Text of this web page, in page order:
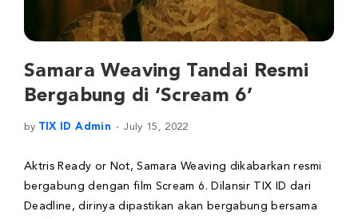
Samara Weaving Tandai Resmi
Bergabung di ‘Scream 6’
by TIX ID Admin July 15, 2022
Aktris Ready or Not, Samara Weaving dikabarkan resmi
bergabung dengan film Scream 6. Dilansir TIX ID dari
Deadline, dirinya dipastikan akan bergabung bersama